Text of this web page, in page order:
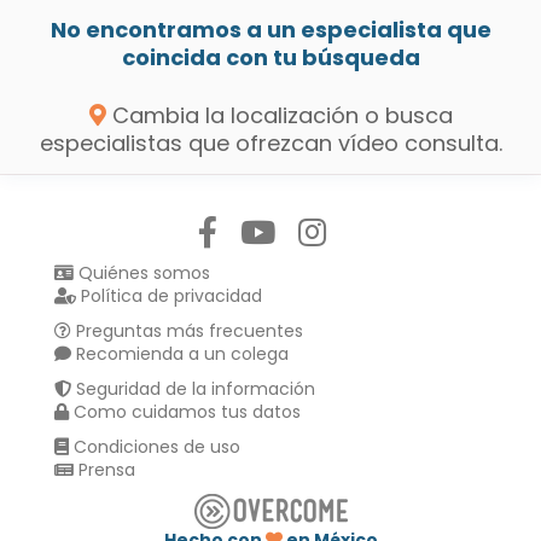
No encontramos a un especialista que
coincida con tu búsqueda
Cambia la localización o busca
especialistas que ofrezcan vídeo consulta.
Quiénes somos
Política de privacidad
Preguntas más frecuentes
Recomienda a un colega
Seguridad de la información
Como cuidamos tus datos
Condiciones de uso
Prensa